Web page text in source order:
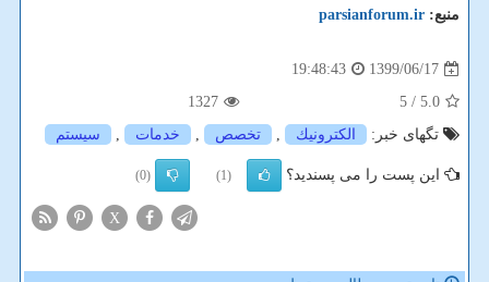
منبع: parsianforum.ir
1399/06/17
19:48:43
5.0
/ 5
1327
تگهای خبر:
الكترونیك , تخصص , خدمات , سیستم
این پست را می پسندید؟ (1)
(0)
X